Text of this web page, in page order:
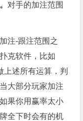
。 对手的加注范围
注-跟注范围之
克软件，比如
上述所有运算，判
大部分玩家加注
果你用赢率太小
全下时会有的机